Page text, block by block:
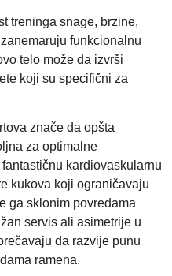
treninga snage, brzine,
funkcionalnu
telo može da izvrši
koji su specifični za
znače da opšta
za optimalne
kardiovaskularnu
kukova koji ograničavaju
ga sklonim povredama
servis ali asimetrije u
da razvije punu
ramena.